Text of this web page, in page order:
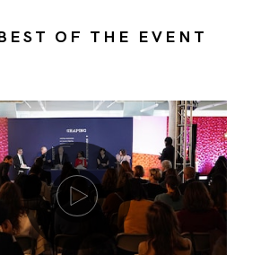
OF THE EVENT
Riproduci video